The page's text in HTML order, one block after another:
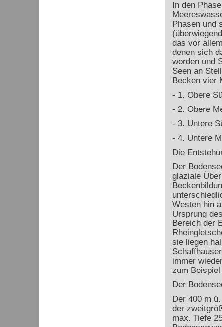
In den
Phasen und
das vor
denen sich
worden und
Seen an
Becken vier
- 1. Obere
- 2. Obere
- 3. Untere
- 4. Untere
Die
Der
glaziale
Westen hin
Ursprung
Bereich der
sie liegen
immer
zum
Der
Der 400 m
der
max. Tiefe